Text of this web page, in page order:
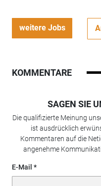
weitere Jobs
KOMMENTARE
SAGEN SIE
Die qualifizierte Meinung
ist ausdrücklich
Kommentaren auf die
angenehme
E-Mail